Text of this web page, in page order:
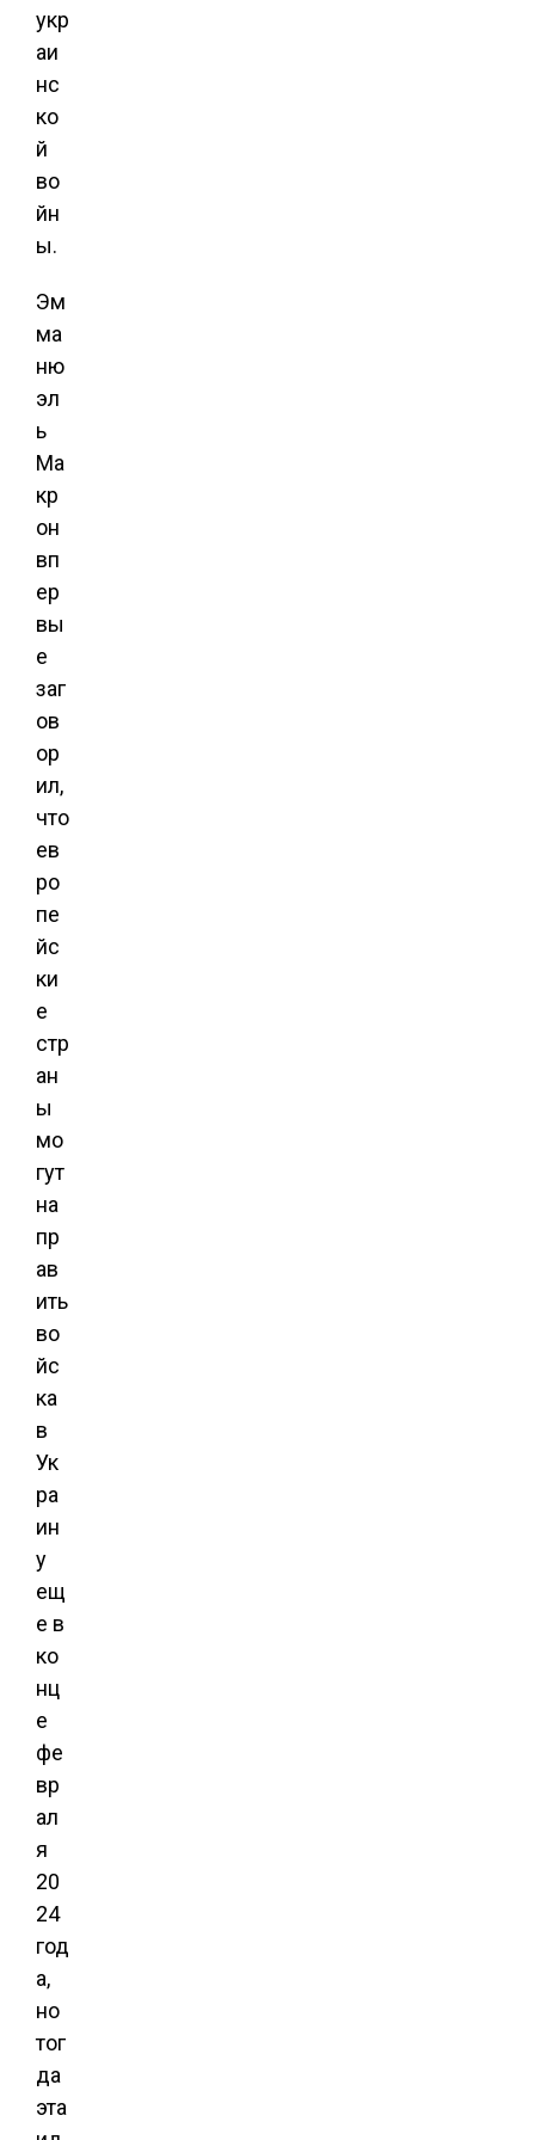
укр
аи
нс
ко
й
во
йн
ы.
Эм
ма
ню
эл
ь
Ма
кр
он
вп
ер
вы
е
заг
ов
ор
ил,
что
ев
ро
пе
йс
ки
е
стр
ан
ы
мо
гут
на
пр
ав
ить
во
йс
ка
в
Ук
ра
ин
у
ещ
е в
ко
нц
е
фе
вр
ал
я
20
24
год
а,
но
тог
да
эта